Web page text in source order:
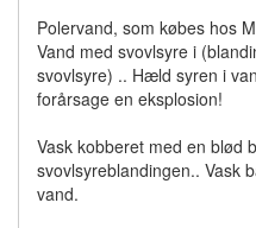
Polervand, som købes hos
Vand med svovlsyre i
svovlsyre) .. Hæld syren i
forårsage en eksplosion!
Vask kobberet med en blød
svovlsyreblandingen.. Vask
vand.